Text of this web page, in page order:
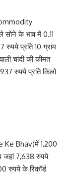
सोने के भाव में 0.11
प्रति 10 ग्राम
चांदी की कीमत
रुपये प्रति किलो
Ke Bhav)में 1,200
जहां 7,638 रुपये
रुपये के रिकॉर्ड